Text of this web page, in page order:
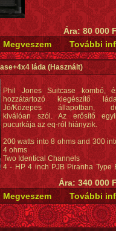
Ára: 80 000
láda (Használt)
Phil Jones Suitcase kombó,
hozzátartozó kiegészítő
Jó/Közepes állapotban,
kiválóan szól. Az erősítő
pucurkája az eq-ról hiányzik.
200 watts into 8 ohms and 300
4 ohms
Two Identical Channels
4 - HP 4 inch PJB Piranha Type
buttons
speaker jack
Ára: 340 000